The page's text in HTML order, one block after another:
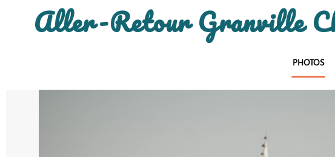
Aller-Retour Granville
PHOTOS